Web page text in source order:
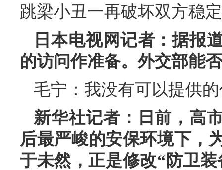
跳梁小丑一再破坏双方稳
日本电视网记者：据报
的访问作准备。外交部能
毛宁：我没有可以提供
新华社记者：日前，高
后最严峻的安保环境下，
于未然，正是修改“防卫